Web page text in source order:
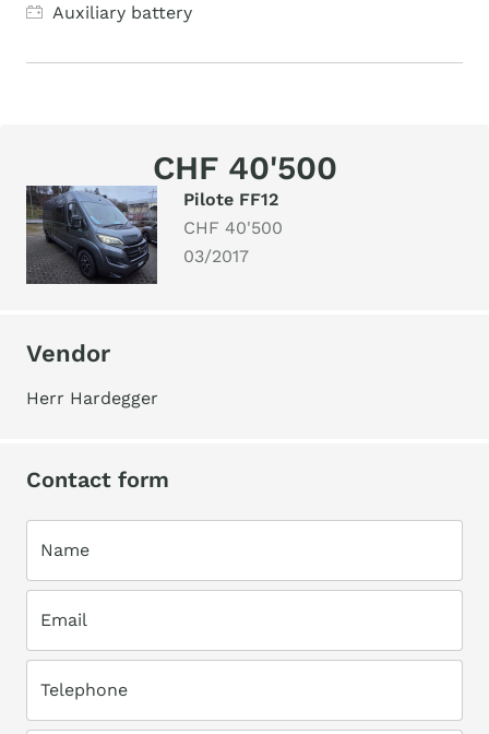
Auxiliary battery
CHF 40'500
Pilote FF12
CHF 40'500
03/2017
Vendor
Herr Hardegger
Contact form
Name
Email
Telephone